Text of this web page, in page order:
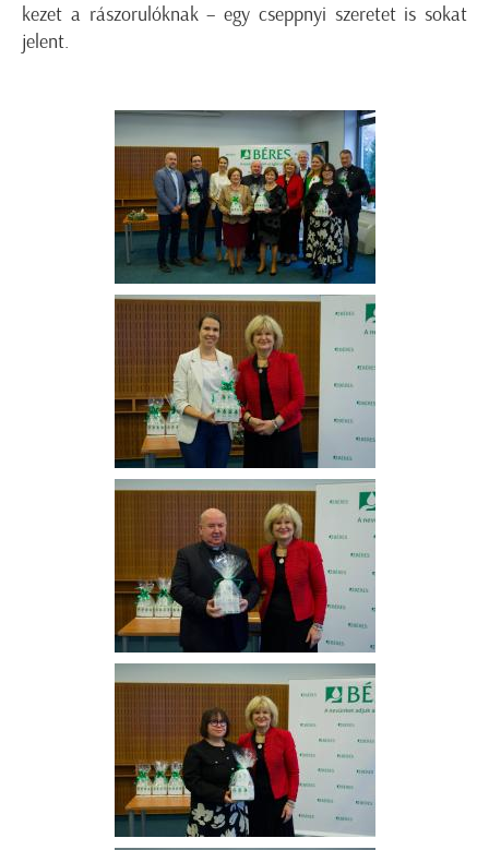
kezet a rászorulóknak – egy cseppnyi szeretet is sokat
jelent.